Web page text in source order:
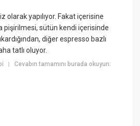
olarak yapılıyor. Fakat içerisine
pişirilmesi, sütün kendi içerisinde
diğer espresso bazlı
tatlı oluyor.
|Cevabın tamamını burada okuyun: